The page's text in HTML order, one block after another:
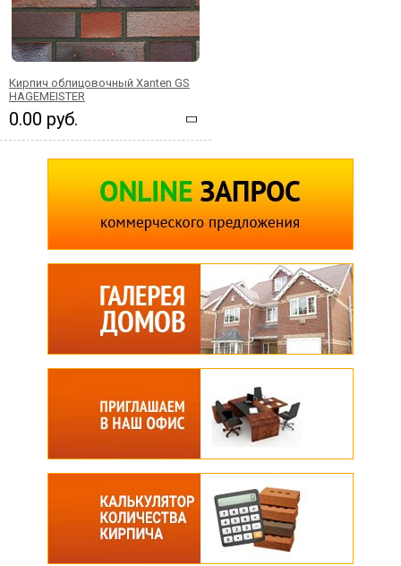
Кирпич облицовочный Xanten GS
HAGEMEISTER
0.00 руб.